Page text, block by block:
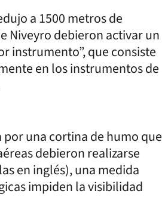
a 1500 metros de
Niveyro debieron activar un
instrumento”, que consiste
en los instrumentos de
por una cortina de humo que
debieron realizarse
en inglés), una medida
impiden la visibilidad